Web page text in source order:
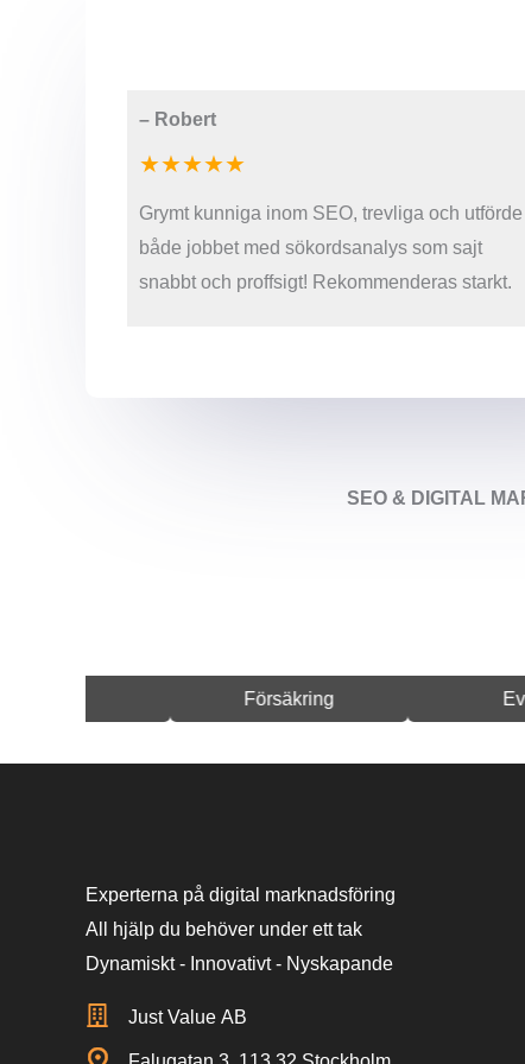
– Robert
★★★★★
Grymt kunniga inom SEO, trevliga och utförde
både jobbet med sökordsanalys som sajt
snabbt och proffsigt! Rekommenderas starkt.
SEO & DIGITAL
Försäkring
Experterna på digital marknadsföring
All hjälp du behöver under ett tak
Dynamiskt - Innovativt - Nyskapande
Just Value AB